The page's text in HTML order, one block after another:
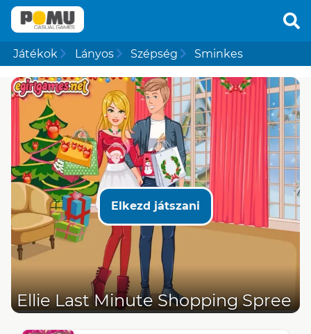
Játékok Lányos Szépség Sminkes
Elkezd játszani
Ellie Last Minute Shopping Spree